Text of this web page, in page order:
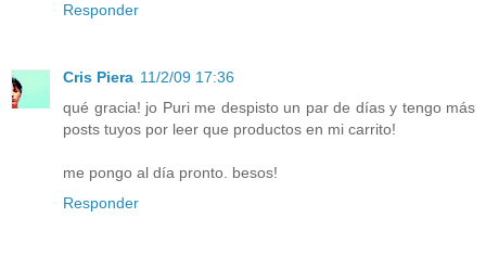
Responder
Cris Piera 11/2/09 17:36
qué gracia! jo Puri me despisto un par de días y tengo más
posts tuyos por leer que productos en mi carrito!
me pongo al día pronto. besos!
Responder